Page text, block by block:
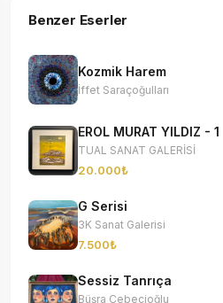
Benzer Eserler
Kozmik Harem
İffet Saraçoğulları
EROL MURAT YILDIZ - 1
TUAL SANAT GALERİSİ
20.000₺
G Serisi
3K Sanat Galerisi
7.500₺
Sessiz Tanrıça
Büşra Cebecioğlu